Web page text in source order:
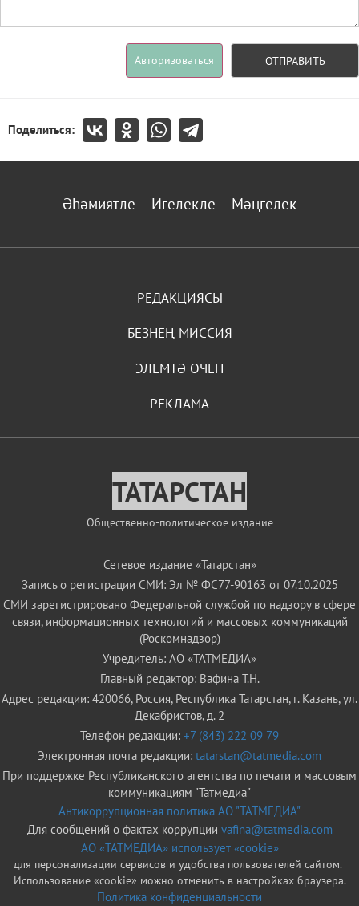
Авторизоваться ОТПРАВИТЬ
Поделиться:
Әһәмиятле Игелекле Мәңгелек
РЕДАКЦИЯСЫ
БЕЗНЕҢ МИССИЯ
ЭЛЕМТӘ ӨЧЕН
РЕКЛАМА
ТАТАРСТАН
Общественно-политическое издание
Сетевое издание «Татарстан»
Запись о регистрации СМИ: Эл № ФС77-90163 от 07.10.2025
СМИ зарегистрировано Федеральной службой по надзору в сфере
связи, информационных технологий и массовых коммуникаций
(Роскомнадзор)
Учредитель: АО «ТАТМЕДИА»
Главный редактор: Вафина Т.Н.
Адрес редакции: 420066, Россия, Республика Татарстан, г. Казань, ул.
Декабристов, д. 2
Телефон редакции: +7 (843) 222 09 79
Электронная почта редакции: tatarstan@tatmedia.com
При поддержке Республиканского агентства по печати и массовым
коммуникациям "Татмедиа"
Антикоррупционная политика АО "ТАТМЕДИА"
Для сообщений о фактах коррупции vafina@tatmedia.com
АО «ТАТМЕДИА» использует «cookie»
для персонализации сервисов и удобства пользователей сайтом.
Использование «cookie» можно отменить в настройках браузера.
Политика конфиденциальности